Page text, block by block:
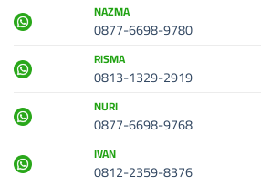
NAZMA
0877-6698-9780
RISMA
0813-1329-2919
NURI
0877-6698-9768
IVAN
0812-2359-8376